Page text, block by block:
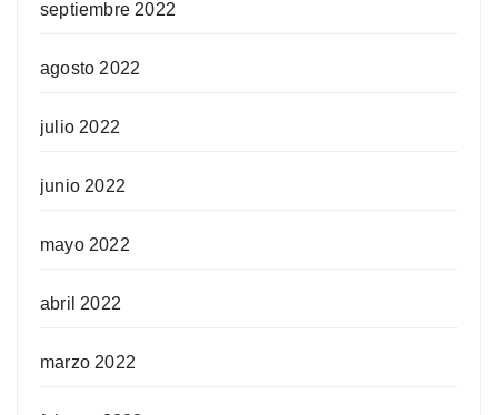
septiembre 2022
agosto 2022
julio 2022
junio 2022
mayo 2022
abril 2022
marzo 2022